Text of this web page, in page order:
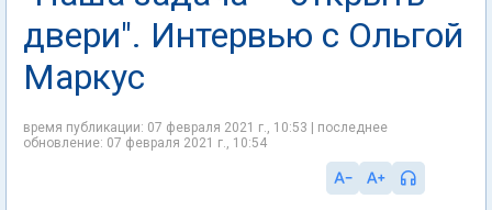
двери". Интервью с Ольгой
Маркус
время публикации: 07 февраля 2021 г., 10:53 | последнее
обновление: 07 февраля 2021 г., 10:54